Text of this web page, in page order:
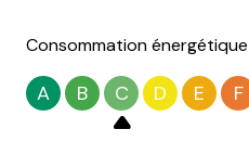
Consommation énergétique
A B C D E F